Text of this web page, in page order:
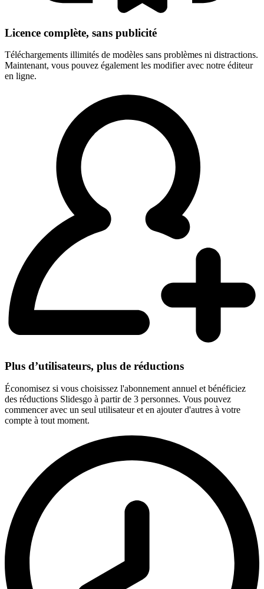
Licence complète, sans publicité
Téléchargements illimités de modèles sans problèmes ni distractions.
Maintenant, vous pouvez également les modifier avec notre éditeur
en ligne.
Plus d’utilisateurs, plus de réductions
Économisez si vous choisissez l'abonnement annuel et bénéficiez
des réductions Slidesgo à partir de 3 personnes. Vous pouvez
commencer avec un seul utilisateur et en ajouter d'autres à votre
compte à tout moment.